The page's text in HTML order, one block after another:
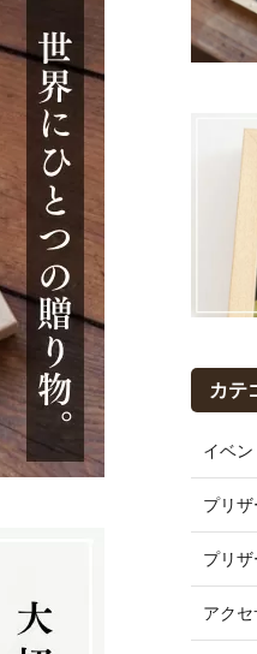
カテ
イベン
プリ
プリ
アク